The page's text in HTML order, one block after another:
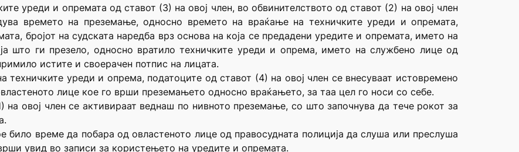
уреди и опремата од ставот (3) на овој член, во обвинителството од ставот (2) на овој член
времето на преземање, односно времето на враќање на техничките уреди и опремата,
бројот на судската наредба врз основа на која се предадени уредите и опремата, името на
што ги презело, односно вратило техничките уреди и опрема, името на службено лице од
истите и своерачен потпис на лицата.
уреди и опрема, податоците од ставот (4) на овој член се внесуваат истовремено
лице кое го врши преземањето односно враќањето, за таа цел го носи со себе.
овој член се активираат веднаш по нивното преземање, со што започнува да тече рокот за
било време да побара од овластеното лице од правосудната полиција да слуша или преслуша
увид во записи за користењето на уредите и опремата.